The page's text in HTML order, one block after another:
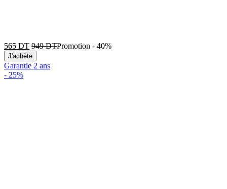
565 DT 949DTPromotion - 40%
J'achète
Garantie 2 ans
- 25%